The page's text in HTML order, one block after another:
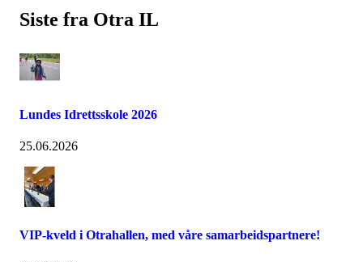
Siste fra Otra IL
Lundes Idrettsskole 2026
25.06.2026
VIP-kveld i Otrahallen, med våre samarbeidspartnere!